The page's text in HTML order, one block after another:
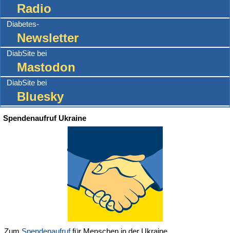
Radio
Diabetes-
Newsletter
DiabSite bei
Mastodon
DiabSite bei
Bluesky
Spendenaufruf Ukraine
Zum Spendenaufruffür Menschen in der Ukraine.